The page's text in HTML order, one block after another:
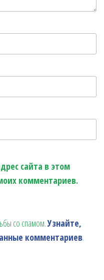
сайта в этом
комментариев.
со спамом.Узнайте,
комментариев.